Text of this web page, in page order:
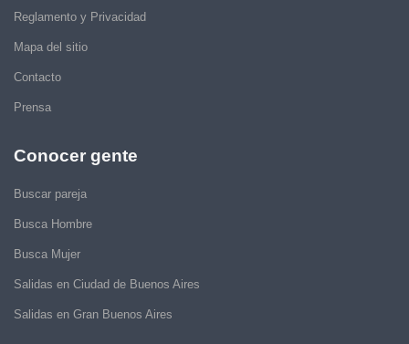
Reglamento y Privacidad
Mapa del sitio
Contacto
Prensa
Conocer gente
Buscar pareja
Busca Hombre
Busca Mujer
Salidas en Ciudad de Buenos Aires
Salidas en Gran Buenos Aires